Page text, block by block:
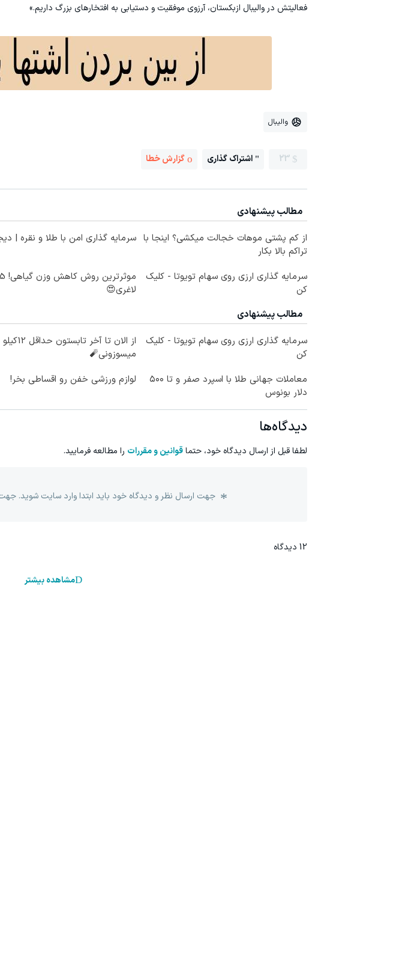
فعالیتش در والیبال ازبکستان، آرزوی موفقیت و دستیابی به افتخارهای بزرگ داریم.»
والیبال
23 اشتراک گذاری گزارش خطا
مطالب پیشنهادی
از کم پشتی موهات خجالت میکشی؟ اینجا با
تراکم بالا بکار
سرمایه گذاری امن با طلا و نقره |
سرمایه گذاری ارزی روی سهام تویوتا - کلیک
کن
لاغری😍
مطالب پیشنهادی
سرمایه گذاری ارزی روی سهام تویوتا - کلیک
کن
از الان تا آخر
میسوزونی🧨
معاملات جهانی طلا با اسپرد صفر و تا ۵۰۰
دلار بونوس
لوازم ورزشی خفن رو اقساطی بخر!
دیدگاه‌ها
لطفا قبل از ارسال دیدگاه خود، حتماقوانین و مقررات را مطالعه فرمایید.
جهت ارسال نظر و دیدگاه خود باید ابتدا وارد سایت شوید.
12 دیدگاه
مشاهده بیشتر